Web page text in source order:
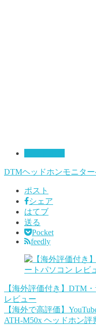
DTMヘッドホンモニタ
ポスト
シェア
はてブ
送る
Pocket
feedly
【海外評価付き】DTM
レビュー
【海外で高評価】
ATH-M50x ヘッドホン評